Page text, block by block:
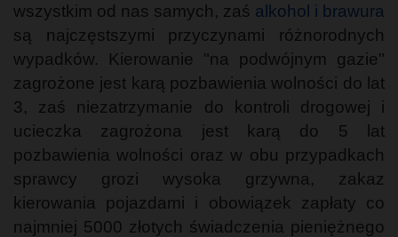
wszystkim od nas samych, zaś alkohol i brawura
są najczęstszymi przyczynami różnorodnych
wypadków. Kierowanie "na podwójnym gazie"
zagrożone jest karą pozbawienia wolności do lat
3, zaś niezatrzymanie do kontroli drogowej i
ucieczka zagrożona jest karą do 5 lat
pozbawienia wolności oraz w obu przypadkach
sprawcy grozi wysoka grzywna, zakaz
kierowania pojazdami i obowiązek zapłaty co
najmniej 5000 złotych świadczenia pieniężnego